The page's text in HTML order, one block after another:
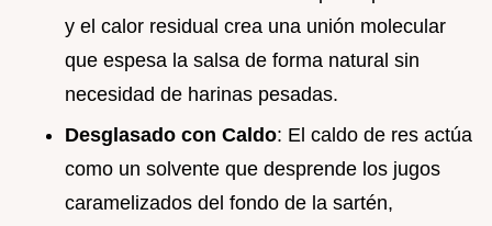
y el calor residual crea una unión molecular
que espesa la salsa de forma natural sin
necesidad de harinas pesadas.
Desglasado con Caldo: El caldo de res actúa
como un solvente que desprende los jugos
caramelizados del fondo de la sartén,